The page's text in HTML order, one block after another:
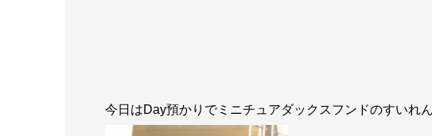
今日はDay預かりでミニチュアダックスフンドのすいれ